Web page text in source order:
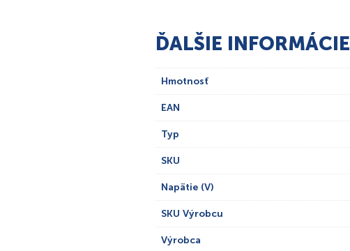
ĎALŠIE INFORMÁCIE
Hmotnosť
EAN
Typ
SKU
Napätie (V)
SKU Výrobcu
Výrobca